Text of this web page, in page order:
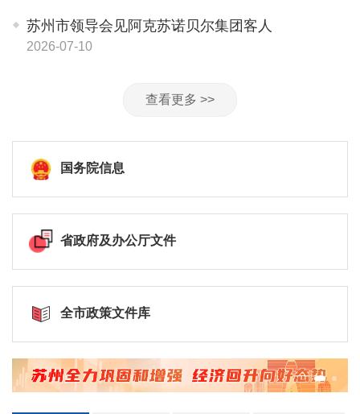
苏州市领导会见阿克苏诺贝尔集团客人
2026-07-10
查看更多 >>
国务院信息
省政府及办公厅文件
全市政策文件库